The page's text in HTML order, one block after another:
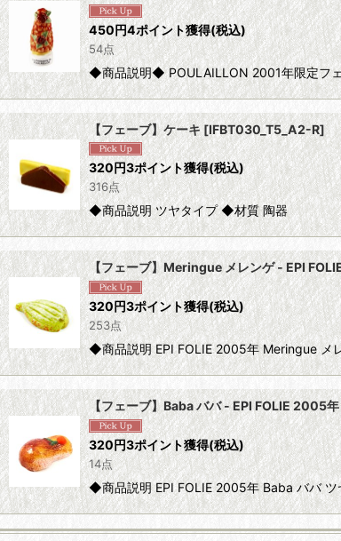
450円4ポイント獲得(税込)
54点
◆商品説明◆ POULAILLON 2001年限定フ
【フェーブ】ケーキ [IFBT030_T5_A2-R]
320円3ポイント獲得(税込)
316点
◆商品説明 ツヤタイプ ◆材質 陶器
【フェーブ】Meringue メレンゲ - EPI
320円3ポイント獲得(税込)
253点
◆商品説明 EPI FOLIE 2005年 Meringue メ
【フェーブ】Baba ババ - EPI FOLIE 2005年
320円3ポイント獲得(税込)
14点
◆商品説明 EPI FOLIE 2005年 Baba ババ